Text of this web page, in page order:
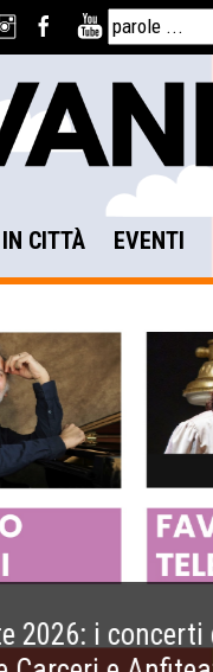
IN CITTÀ EVENTI